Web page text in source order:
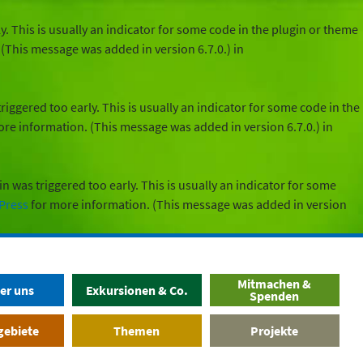
This is usually an indicator for some code in the plugin or theme
message was added in version 6.7.0.) in
too early. This is usually an indicator for some code in the
information. (This message was added in version 6.7.0.) in
was triggered too early. This is usually an indicator for some
for more information. (This message was added in version
uns Exkursionen & Co. Mitmachen &
Spenden
Themen Projekte